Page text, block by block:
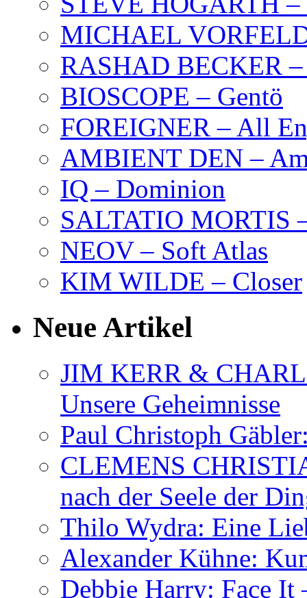
MICHAEL
RASHAD BECKER
BIOSCOPE – Gentö
FOREIGNER – All
AMBIENT DEN –
IQ – Dominion
SALTATIO MORTIS
NEOV – Soft Atlas
KIM WILDE – Closer
Neue Artikel
JIM KERR &
Unsere Geheimnisse
Paul Christoph
CLEMENS
nach der Seele der
Thilo Wydra: Eine
Alexander Kühne:
Debbie Harry: Face